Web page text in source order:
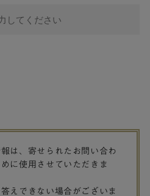
は、寄せられたお問い合わ
に使用させていただきま
えできない場合がございま